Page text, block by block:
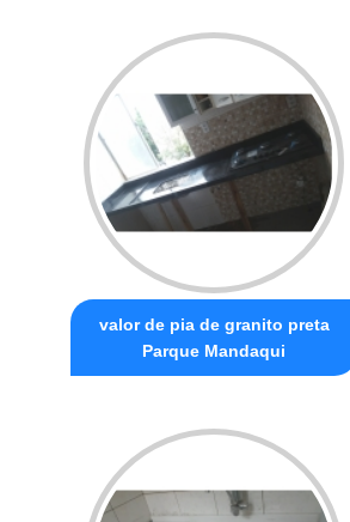
valor de pia de granito preta
Parque Mandaqui